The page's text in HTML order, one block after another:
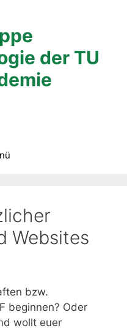
der TU
Websites
bzw.
beginnen? Oder
wollt euer